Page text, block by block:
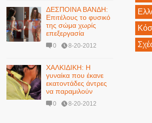
ΔΕΣΠΟΙΝΑ ΒΑΝΔΗ:
Επιτέλους το φυσικό
της σώμα χωρίς
επεξεργασία
0 8-20-2012
ΧΑΛΚΙΔΙΚΗ: Η
γυναίκα που έκανε
εκατοντάδες άντρες
να παραμιλούν
0 8-20-2012